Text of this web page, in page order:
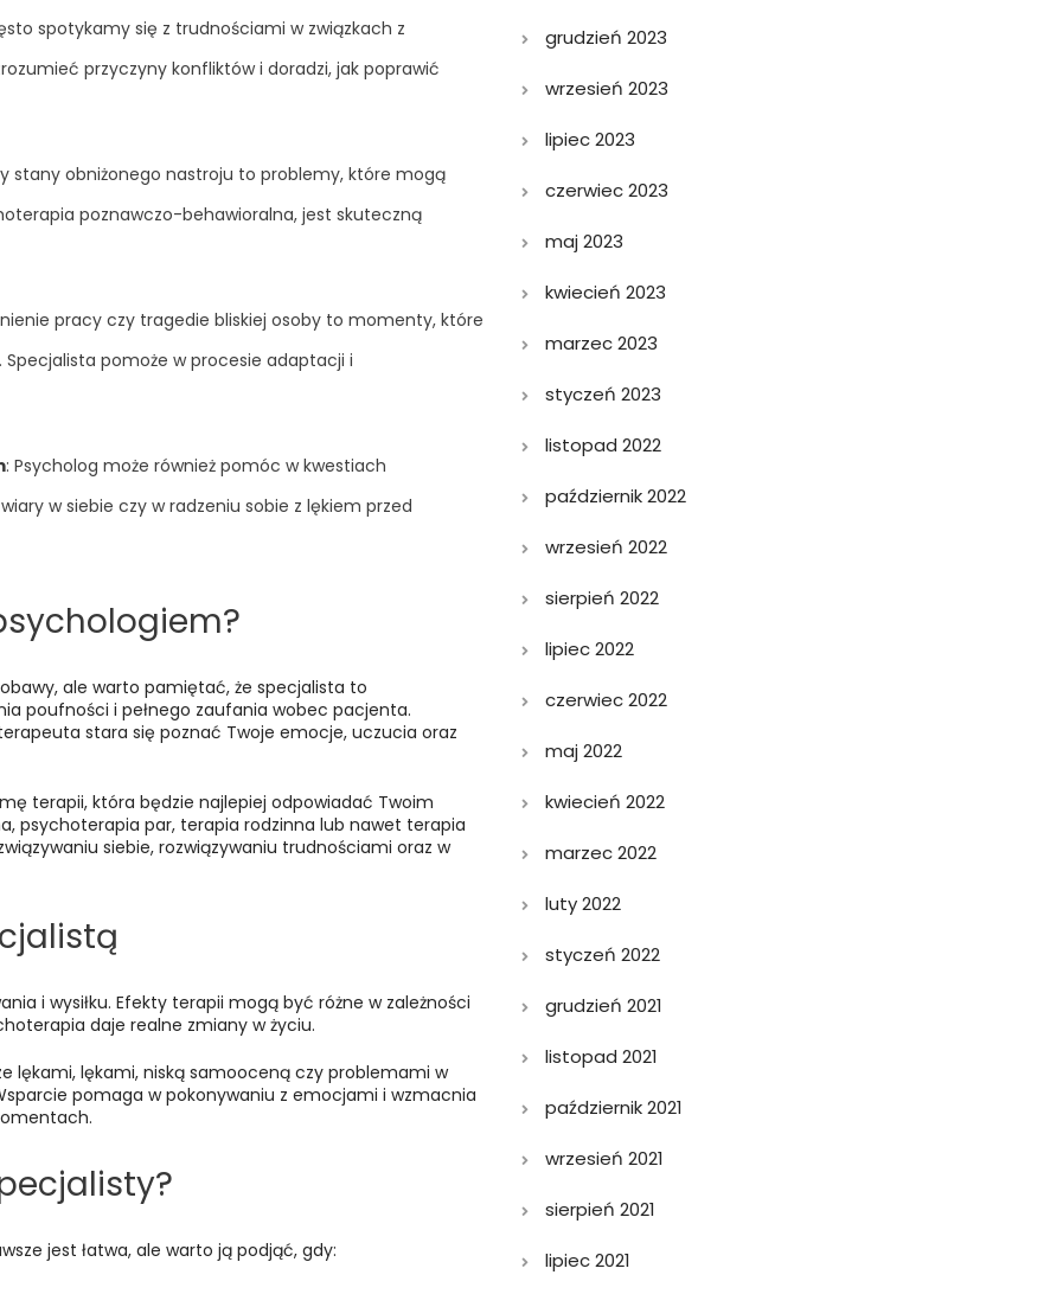
spotykamy się z trudnościami w związkach z
przyczyny konfliktów i doradzi, jak poprawić
stany obniżonego nastroju to problemy, które mogą
poznawczo-behawioralna, jest skuteczną
pracy czy tragedie bliskiej osoby to momenty, które
pomoże w procesie adaptacji i
: Psycholog może również pomóc w kwestiach
w siebie czy w radzeniu sobie z lękiem przed
ale warto pamiętać, że specjalista to
poufności i pełnego zaufania wobec pacjenta.
stara się poznać Twoje emocje, uczucia oraz
terapii, która będzie najlepiej odpowiadać Twoim
psychoterapia par, terapia rodzinna lub nawet terapia
siebie, rozwiązywaniu trudnościami oraz w
i wysiłku. Efekty terapii mogą być różne w zależności
daje realne zmiany w życiu.
lękami, lękami, niską samooceną czy problemami w
pomaga w pokonywaniu z emocjami i wzmacnia
jest łatwa, ale warto ją podjąć, gdy:
grudzień 2023
wrzesień 2023
lipiec 2023
czerwiec 2023
maj 2023
kwiecień 2023
marzec 2023
styczeń 2023
listopad 2022
październik 2022
wrzesień 2022
sierpień 2022
lipiec 2022
czerwiec 2022
maj 2022
kwiecień 2022
marzec 2022
luty 2022
styczeń 2022
grudzień 2021
listopad 2021
październik 2021
wrzesień 2021
sierpień 2021
lipiec 2021